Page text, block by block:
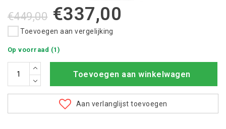
€449,00 €337,00
Toevoegen aan vergelijking
Op voorraad (1)
Toevoegen aan winkelwagen
Aan verlanglijst toevoegen